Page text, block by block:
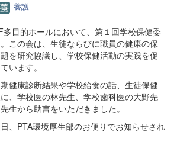
養護
多目的ホールにおいて、第１回学校保健委
この会は、生徒ならびに職員の健康の保
を研究協議し、学校保健活動の実践を促
います。
健康診断結果や学校給食の話、生徒保健
、学校医の林先生、学校歯科医の大野先
生から助言をいただきました。
、PTA環境厚生部のお便りでお知らせされ